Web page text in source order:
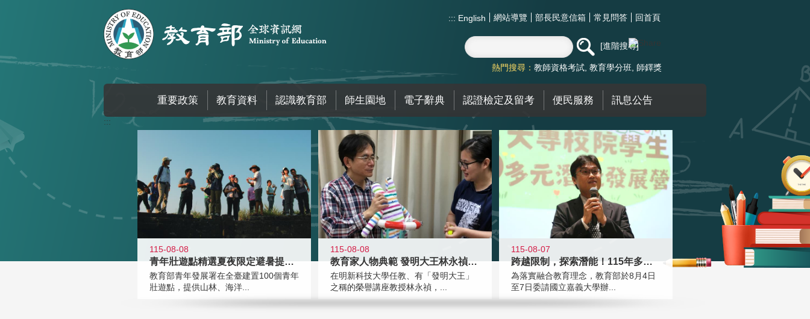
::: English 網站導覽 部長民意信箱 常見問答 回首頁
進階搜尋
熱門搜尋： 教師資格考試 教育學分班 師鐸獎
重要政策 教育資料 認識教育部 師生園地 電子辭典 認證檢定及留考 便民服務 訊息公告
:::
115-08-08
青年壯遊點精選夏夜限定避暑提案 漫
教育部青年發展署在全臺建置100個青年
壯遊點，提供山林、海洋...
115-08-08
教育家人物典範 發明大王林永禎教授
在明新科技大學任教、有「發明大王」
之稱的榮譽講座教授林永禎，...
115-08-07
跨越限制，探索潛能！115年多元潛
為落實融合教育理念，教育部於8月4日
至7日委請國立嘉義大學辦...